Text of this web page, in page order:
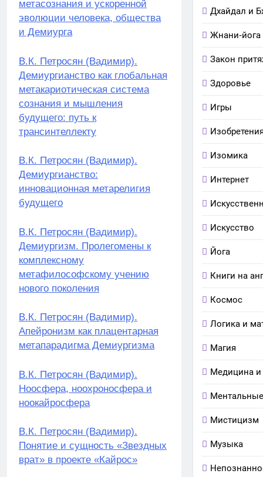
метасознания и ускоренной
эволюции человека, общества
и Демиурга
В.К. Петросян (Вадимир).
Демиургианство как глобальная
метакариотическая система
сознания и мышления
будущего: путь к
трансинтеллекту
В.К. Петросян (Вадимир).
Демиургианство:
инновационная метарелигия
будущего
В.К. Петросян (Вадимир).
Демиургизм. Пролегомены к
комплексному
метафилософскому учению
нового поколения
В.К. Петросян (Вадимир).
Апейронизм как плацентарная
метапарадигма Демиургизма
В.К. Петросян (Вадимир).
Ноосфера, ноохроносфера и
ноокайросфера
В.К. Петросян (Вадимир).
Понятие и сущность «Звездных
врат» в проекте «Кайрос»
Дхайдал и
Жнани-йога
Закон
Здоровье
Игры
Изомика
Интернет
Искусство
Йога
Книги на
Космос
Логика и
Магия
Медицина
Мистицизм
Музыка